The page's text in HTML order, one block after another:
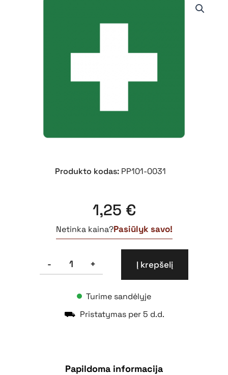
Produkto kodas: PP101-0031
1,25 €
Netinka kaina?Pasiūlyk savo!
-
produkto
+ Į krepšelį
Turime sandėlyje
⛟ Pristatymas per 5 d.d.
Papildoma informacija